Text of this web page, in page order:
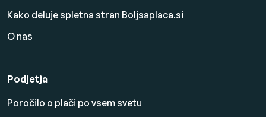
Kako deluje spletna stran Boljsaplaca.si
O nas
Podjetja
Poročilo o plači po vsem svetu